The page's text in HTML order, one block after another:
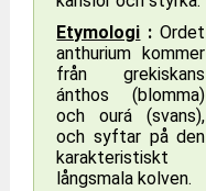
Etymologi : Ordet
anthurium kommer
från grekiskans
ánthos (blomma)
och ourá (svans),
och syftar på den
karakteristiskt
långsmala kolven.